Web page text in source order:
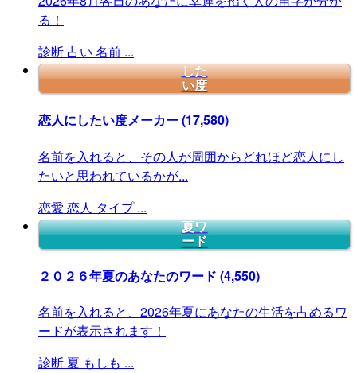
る！
診断 占い 名前 ...
した
い度
恋人にしたい度メーカー(17,580)
名前を入れると、その人が周囲からどれほど恋人にし
たいと思われているかが...
恋愛 恋人 タイプ ...
夏ワ
ード
２０２６年夏のあなたのワード (4,550)
名前を入れると、2026年夏にあなたの生活を占めるワ
ードが表示されます！
診断 夏 もしも ...